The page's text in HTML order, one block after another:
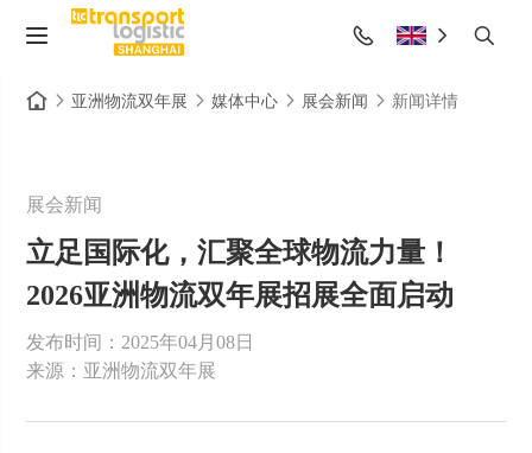
亚洲物流双年展 媒体中心 展会新闻 新闻详情
展会新闻
立足国际化，汇聚全球物流力量！
2026亚洲物流双年展招展全面启动
发布时间：2025年04月08日
来源：亚洲物流双年展